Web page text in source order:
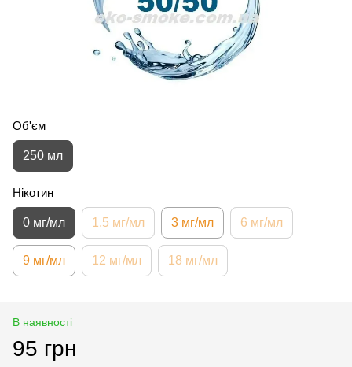
Об'єм
250 мл
Нікотин
0 мг/мл 1,5 мг/мл 3 мг/мл 6 мг/мл
9 мг/мл 12 мг/мл 18 мг/мл
В наявності
95 грн